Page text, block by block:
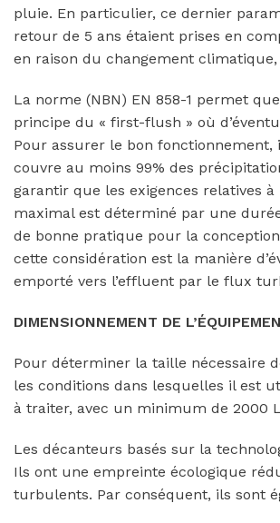
pluie. En particulier, ce dernier
retour de 5 ans étaient prises en
en raison du changement
La norme (NBN) EN 858-1 permet
principe du « first-flush » où
Pour assurer le bon
couvre au moins 99% des
garantir que les exigences relatives
maximal est déterminé par une
de bonne pratique pour la
cette considération est la manière
emporté vers l’effluent par le flux
DIMENSIONNEMENT DE
Pour déterminer la taille nécessaire
les conditions dans lesquelles il est
à traiter, avec un minimum de 2000
Les décanteurs basés sur la
Ils ont une empreinte écologique
turbulents. Par conséquent, ils sont